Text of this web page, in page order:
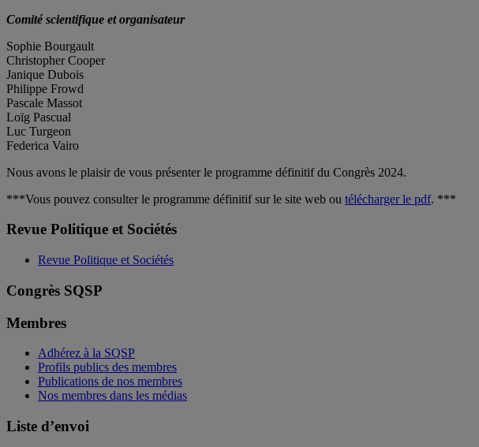
Comité scientifique et organisateur
Sophie Bourgault
Christopher Cooper
Janique Dubois
Philippe Frowd
Pascale Massot
Loïg Pascual
Luc Turgeon
Federica Vairo
Nous avons le plaisir de vous présenter le programme définitif du Congrès 2024.
***Vous pouvez consulter le programme définitif sur le site web ou télécharger le pdf. ***
Revue Politique et Sociétés
Revue Politique et Sociétés
Congrès SQSP
Membres
Adhérez à la SQSP
Profils publics des membres
Publications de nos membres
Nos membres dans les médias
Liste d’envoi